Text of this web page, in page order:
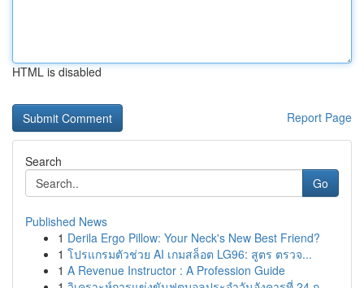
HTML is disabled
Report Page
Search
Go
Published News
1 Derila Ergo Pillow: Your Neck's New Best Friend?
1 โปรแกรมตัวช่วย AI เกมสล็อต LG96: สูตร ตรวจ...
1 A Revenue Instructor : A Profession Guide